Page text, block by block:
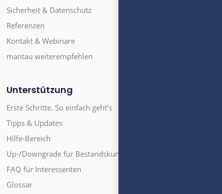
Sicherheit & Datenschutz
Referenzen
Kontakt & Webinare
mantau weiterempfehlen
Unterstützung
Erste Schritte. So einfach geht’s
Tipps & Updates
Hilfe-Bereich
Up-/Downgrade für Bestandskunden
FAQ für Interessenten
Glossar